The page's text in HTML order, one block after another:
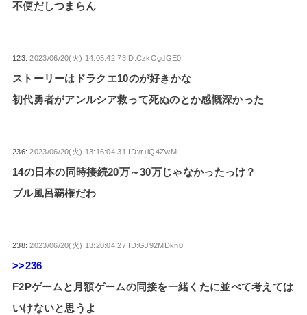
不便だしつまらん
123:2023/06/20(火) 14:05:42.73ID:CzkOgdGE0
ストーリーはドラクエ10のが好きかな
初代勇者がアンルシア救って死ぬのとか感慨深かった
236:2023/06/20(火) 13:16:04.31 ID:/t+iQ4ZwM
14の日本の同時接続20万～30万じゃなかったっけ？
ブル風呂覇権だわ
238:2023/06/20(火) 13:20:04.27 ID:GJ92MDkn0
>>236
F2Pゲームと月額ゲームの同接を一緒くたに並べて考えては
いけないと思うよ